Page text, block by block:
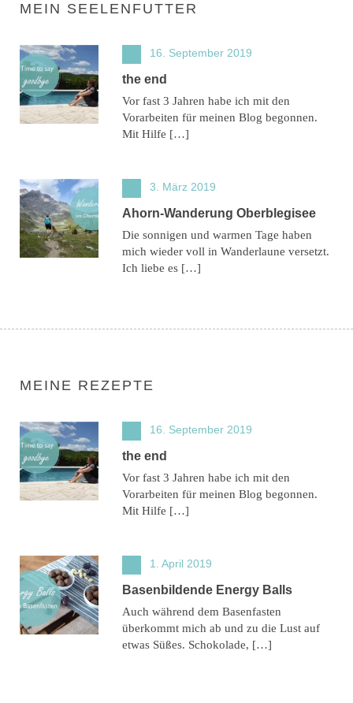
MEIN SEELENFUTTER
16. September 2019
the end
Vor fast 3 Jahren habe ich mit den
Vorarbeiten für meinen Blog begonnen.
Mit Hilfe […]
3. März 2019
Ahorn-Wanderung Oberblegisee
Die sonnigen und warmen Tage haben
mich wieder voll in Wanderlaune versetzt.
Ich liebe es […]
MEINE REZEPTE
16. September 2019
the end
Vor fast 3 Jahren habe ich mit den
Vorarbeiten für meinen Blog begonnen.
Mit Hilfe […]
1. April 2019
Basenbildende Energy Balls
Auch während dem Basenfasten
überkommt mich ab und zu die Lust auf
etwas Süßes. Schokolade, […]